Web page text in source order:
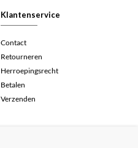
Klantenservice
Contact
Retourneren
Herroepingsrecht
Betalen
Verzenden